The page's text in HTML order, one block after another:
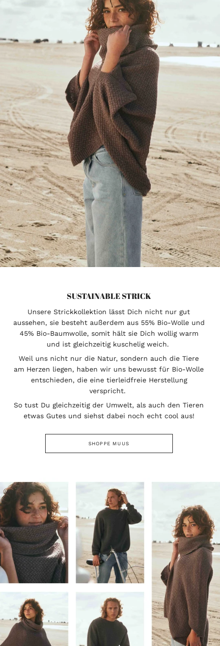
SUSTAINABLE STRICK
Unsere Strickkollektion lässt Dich nicht nur gut
aussehen, sie besteht außerdem aus 55% Bio-Wolle und
45% Bio-Baumwolle, somit hält sie Dich wollig warm
und ist gleichzeitig kuschelig weich.
Weil uns nicht nur die Natur, sondern auch die Tiere
am Herzen liegen, haben wir uns bewusst für Bio-Wolle
entschieden, die eine tierleidfreie Herstellung
verspricht.
So tust Du gleichzeitig der Umwelt, als auch den Tieren
etwas Gutes und siehst dabei noch echt cool aus!
SHOPPE MUUS